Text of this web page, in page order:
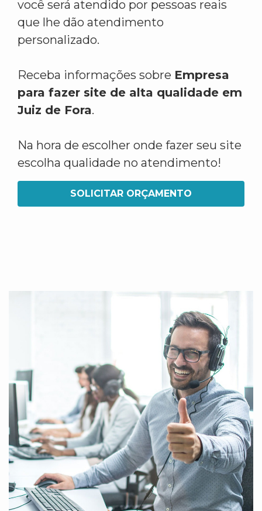
você será atendido por pessoas reais
que lhe dão atendimento
personalizado.
Receba informações sobre Empresa
para fazer site de alta qualidade em
Juiz de Fora.
Na hora de escolher onde fazer seu site
escolha qualidade no atendimento!
SOLICITAR ORÇAMENTO